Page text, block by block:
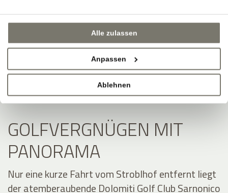
Alle zulassen
Anpassen
Ablehnen
GOLFVERGNÜGEN MIT
PANORAMA
Nur eine kurze Fahrt vom Stroblhof entfernt liegt
der atemberaubende Dolomiti Golf Club Sarnonico